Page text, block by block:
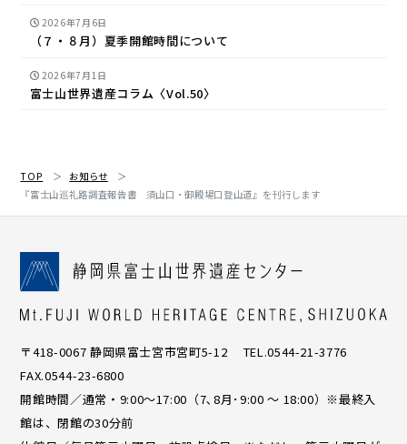
2026年7月6日
（７・８月）夏季開館時間について
2026年7月1日
富士山世界遺産コラム〈Vol.50〉
TOP
お知らせ
『富士山巡礼路調査報告書 須山口・御殿場口登山道』を刊行します
〒418-0067 静岡県富士宮市宮町5-12 TEL.0544-21-3776
FAX.0544-23-6800
開館時間／通常・9:00〜17:00（7､8月･9:00 ～ 18:00）※最終入
館は、閉館の30分前